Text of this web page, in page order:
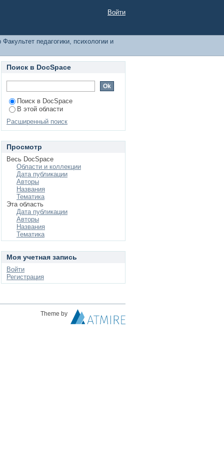
по
Войти
Факультет педагогики, психологии и
Поиск в DocSpace
Поиск в DocSpace
В этой области
Расширенный поиск
Просмотр
Весь DocSpace
Области и коллекции
Дата публикации
Авторы
Названия
Тематика
Эта область
Дата публикации
Авторы
Названия
Тематика
Моя учетная запись
Войти
Регистрация
Theme by